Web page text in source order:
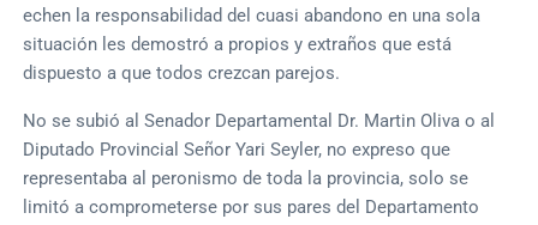
echen la responsabilidad del cuasi abandono en una sola
situación les demostró a propios y extraños que está
dispuesto a que todos crezcan parejos.
No se subió al Senador Departamental Dr. Martin Oliva o al
Diputado Provincial Señor Yari Seyler, no expreso que
representaba al peronismo de toda la provincia, solo se
limitó a comprometerse por sus pares del Departamento